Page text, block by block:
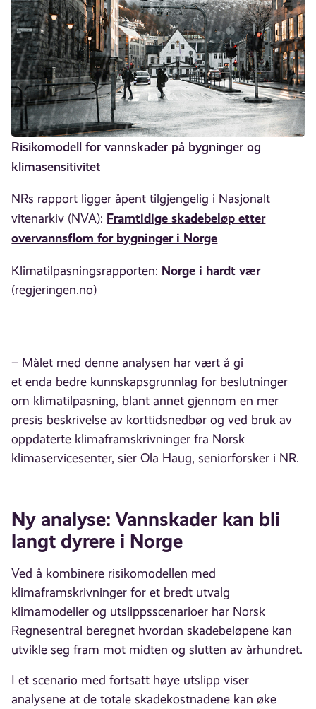
Risikomodell for vannskader på bygninger og
klimasensitivitet
NRs rapport ligger åpent tilgjengelig i Nasjonalt
vitenarkiv (NVA): Framtidige skadebeløp etter
overvannsflom for bygninger i Norge
Klimatilpasningsrapporten: Norge i hardt vær
(regjeringen.no)
– Målet med denne analysen har vært å gi
et enda bedre kunnskapsgrunnlag for beslutninger
om klimatilpasning, blant annet gjennom en mer
presis beskrivelse av korttidsnedbør og ved bruk av
oppdaterte klimaframskrivninger fra Norsk
klimaservicesenter, sier Ola Haug, seniorforsker i NR.
Ny analyse: Vannskader kan bli
langt dyrere i Norge
Ved å kombinere risikomodellen med
klimaframskrivninger for et bredt utvalg
klimamodeller og utslippsscenarioer har Norsk
Regnesentral beregnet hvordan skadebeløpene kan
utvikle seg fram mot midten og slutten av århundret.
I et scenario med fortsatt høye utslipp viser
analysene at de totale skadekostnadene kan øke